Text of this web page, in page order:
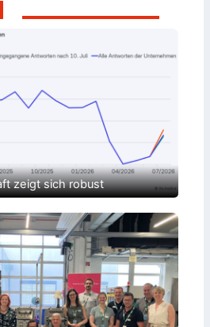
zeigt sich robust